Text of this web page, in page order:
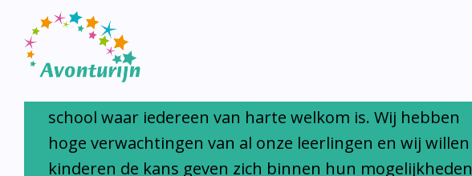
Avonturijn laat kinderen schitteren
school waar iedereen van harte welkom is. Wij hebben
hoge verwachtingen van al onze leerlingen en wij willen
kinderen de kans geven zich binnen hun mogelijkheden